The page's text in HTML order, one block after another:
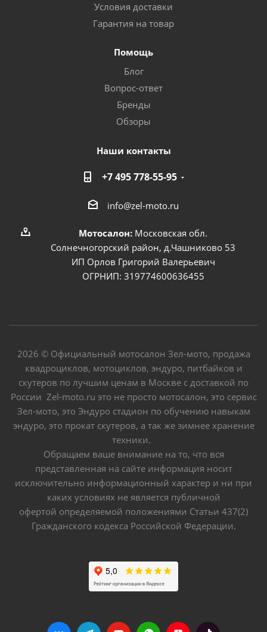
Условия доставки
Гарантия на товар
Помощь
Блог
Вопрос-ответ
Бренды
Обзоры
Наши контакты
+7 495 778-55-95
info@zel-moto.ru
Мотосалон: Московская обл.
Солнечногорский район, д.Чашниково 53
ИП Орлов Григорий Валерьевич
ОГРНИП: 319774600636455
2026 © Официальный мотосалон Зел-мото, продажа
квадроциклов, мотоциклов, эндуро, питбайков и
скутеров по лучшим ценам в Москве с доставкой по
России Zel-moto.ru это не просто мотосалон, это сервис
Зел-мото, это Эндуро стадион по обучению навыкам
эндуро, это прокат скутеров, а так же зимнее хранение
техники.
Обращаем ваше внимание на то, что вся
представленная на сайте информация носит
исключительно информационный характер и ни при
каких условиях не является публичной
офертой определяемой положениями Статьи 437(2)
Гражданского кодекса Российской Федерации.